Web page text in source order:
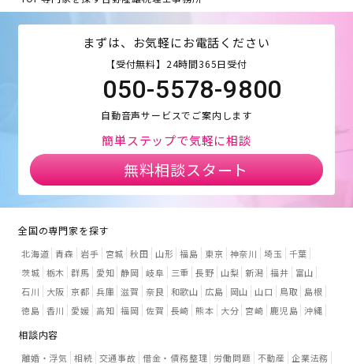
まずは、お気軽にお電話ください
【受付無料】24時間365日受付
050-5578-9800
自動音声サービスでご案内します
簡単ステップで気軽に相談
無料相談スタート
全国の専門家を探す
北海道 青森 岩手 宮城 秋田 山形 福島 東京 神奈川 埼玉
千葉
茨城 栃木 群馬 愛知 静岡 岐阜 三重 長野 山梨 新潟 福井
富山
石川
大阪 京都 兵庫 滋賀 奈良 和歌山 広島 岡山 山口 鳥取
島根
徳島 香川 愛媛 高知 福岡 佐賀 長崎 熊本 大分 宮崎 鹿児島 沖縄
相談内容
離婚・浮気 相続 交通事故 借金・債務整理 労働問題 不動産 企業法務